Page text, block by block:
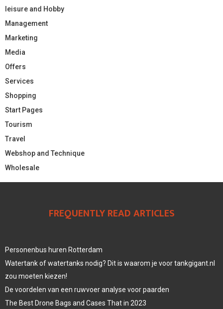
leisure and Hobby
Management
Marketing
Media
Offers
Services
Shopping
Start Pages
Tourism
Travel
Webshop and Technique
Wholesale
FREQUENTLY READ ARTICLES
Personenbus huren Rotterdam
Watertank of watertanks nodig? Dit is waarom je voor tankgigant.nl
zou moeten kiezen!
De voordelen van een ruwvoer analyse voor paarden
The Best Drone Bags and Cases That in 2023